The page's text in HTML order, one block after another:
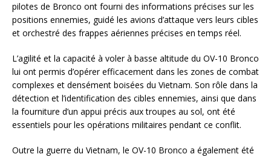
pilotes de Bronco ont fourni des informations précises sur les
positions ennemies, guidé les avions d’attaque vers leurs cibles
et orchestré des frappes aériennes précises en temps réel.
L’agilité et la capacité à voler à basse altitude du OV-10 Bronco
lui ont permis d’opérer efficacement dans les zones de combat
complexes et densément boisées du Vietnam. Son rôle dans la
détection et l’identification des cibles ennemies, ainsi que dans
la fourniture d’un appui précis aux troupes au sol, ont été
essentiels pour les opérations militaires pendant ce conflit.
Outre la guerre du Vietnam, le OV-10 Bronco a également été